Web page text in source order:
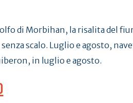
di Morbihan, la risalita del
scalo. Luglio e agosto,
in luglio e agosto.